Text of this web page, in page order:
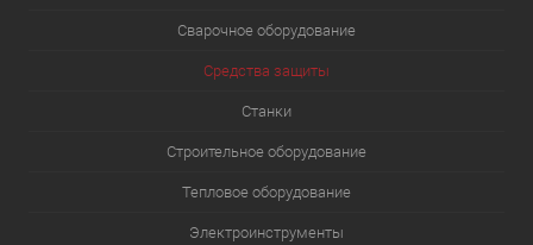
Сварочное оборудование
Средства защиты
Станки
Строительное оборудование
Тепловое оборудование
Электроинструменты